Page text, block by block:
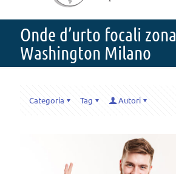
Onde d’urto focali zona
Washington Milano
Categoria Tag Autori